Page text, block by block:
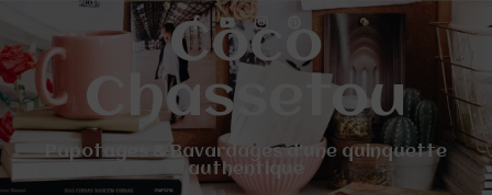
Coco
Chassetou
Papotages & Bavardages d'une quinquette
authentique